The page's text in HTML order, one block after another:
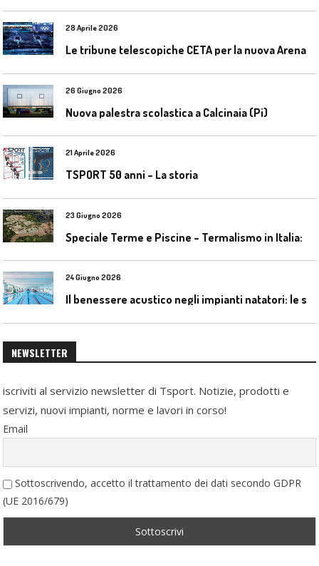
28 Aprile 2026
26 Giugno 2026
Nuova palestra scolastica a Calcinaia (Pi)
21 Aprile 2026
TSPORT 50 anni – La storia
23 Giugno 2026
24 Giugno 2026
NEWSLETTER
iscriviti al servizio newsletter di Tsport. Notizie, prodotti e
servizi, nuovi impianti, norme e lavori in corso!
Email
Sottoscrivendo, accetto il trattamento dei dati secondo GDPR
(UE 2016/679)